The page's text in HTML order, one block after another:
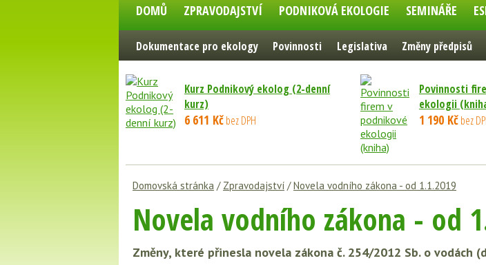
DOMŮ ZPRAVODAJSTVÍ PODNIKOVÁ EKOLOGIE SEMINÁŘE
Dokumentace pro ekology Povinnosti Legislativa Změny předpisů
Kurz Podnikový ekolog (2-denní
kurz)
6 611 Kčbez DPH
Povinnosti
ekologii
1 190 Kčbez
Domovská stránka / Zpravodajství /Novela vodního zákona - od 1.1.2019
Novela vodního zákona - od
Změny, které přinesla novela zákona č. 254/2012 Sb. o vodách